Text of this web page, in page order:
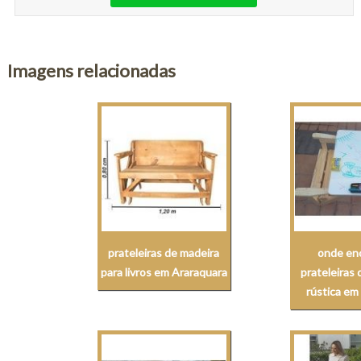
Imagens relacionadas
prateleiras de madeira
para livros em Araraquara
onde
prateleiras
rústica